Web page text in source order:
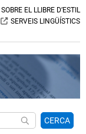
SOBRE EL LLIBRE D’ESTIL
SERVEIS LINGÜÍSTICS
CERCA